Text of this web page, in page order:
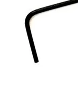
Warenkorb
SALE